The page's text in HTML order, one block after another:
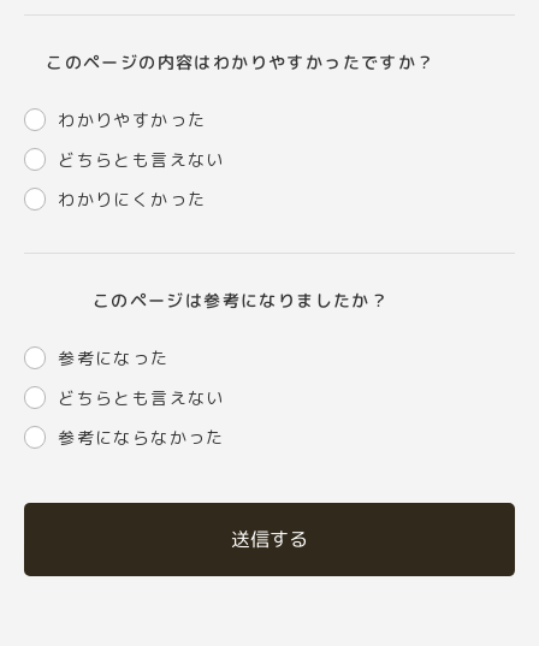
このページの内容はわかりやすかったですか？
わかりやすかった
どちらとも言えない
わかりにくかった
このページは参考になりましたか？
参考になった
どちらとも言えない
参考にならなかった
送信する